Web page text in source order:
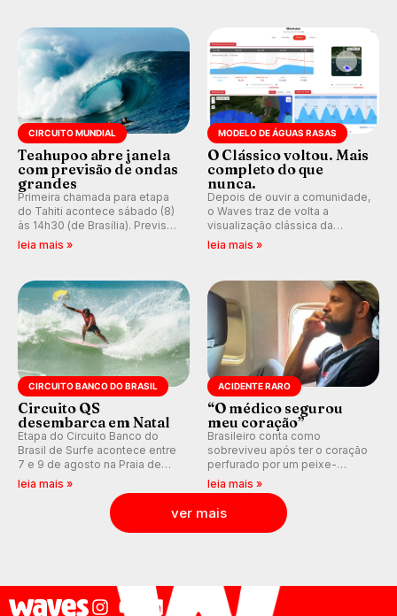
prática em esporte e indústria.
CIRCUITO MUNDIAL
Teahupoo abre janela
com previsão de ondas
grandes
Primeira chamada para etapa
do Tahiti acontece sábado (8)
às 14h30 (de Brasília). Previsão
indica swell consistente.
Kelly Slater convidado.
leia mais »
MODELO DE ÁGUAS RASAS
O Clássico voltou. Mais
completo do que
nunca.
Depois de ouvir a comunidade,
o Waves traz de volta a
visualização clássica da
previsão de águas rasas,
ondas para até 16 dias.
leia mais »
CIRCUITO BANCO DO BRASIL
Circuito QS
desembarca em Natal
Etapa do Circuito Banco do
Brasil de Surfe acontece entre
7 e 9 de agosto na Praia de
Miami (RN), em disputas
válidas pelo Qualifying Series
(QS) 4.000 e pela corrida por
vagas no Challenger Series.
leia mais »
ACIDENTE RARO
“O médico segurou
meu coração”
Brasileiro conta como
sobreviveu após ter o coração
perfurado por um peixe-
agulha enquanto surfava na
Costa Rica.
leia mais »
ver mais